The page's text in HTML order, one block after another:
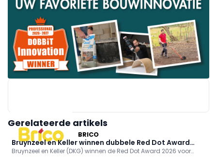
BRICO
Gerelateerde artikels
Bruynzeel en Keller winnen dubbele Red Dot Award
2026 voor biobased keukens
Bruynzeel en Keller (DKG) winnen de Red Dot Award 2026 voor